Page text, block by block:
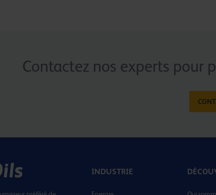
Contactez nos experts pour
INDUSTRIE